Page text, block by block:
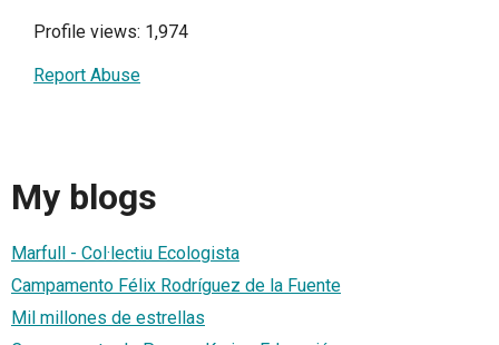
Profile views: 1,974
Report Abuse
My blogs
Marfull - Col·lectiu Ecologista
Campamento Félix Rodríguez de la Fuente
Mil millones de estrellas